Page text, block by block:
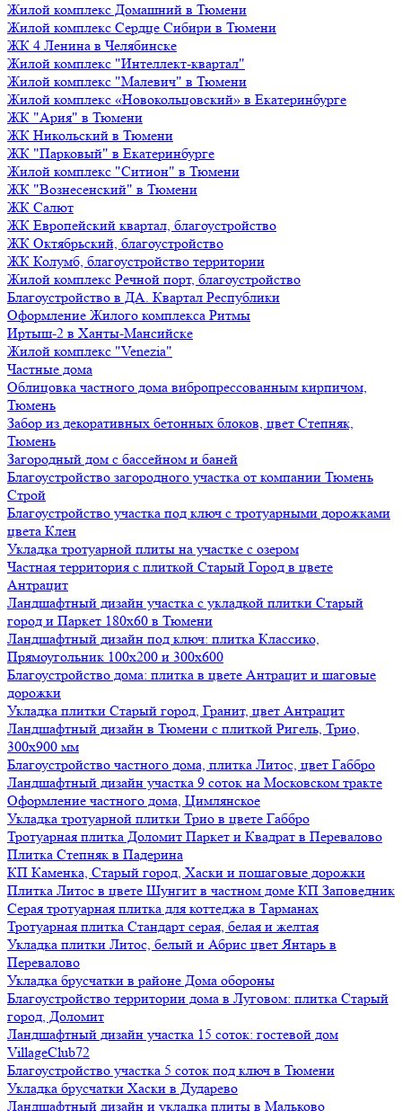
Жилой комплекс Домашний в Тюмени
Жилой комплекс Сердце Сибири в Тюмени
ЖК 4 Ленина в Челябинске
Жилой комплекс "Интеллект-квартал"
Жилой комплекс "Малевич" в Тюмени
Жилой комплекс «Новокольцовский» в Екатеринбурге
ЖК "Ария" в Тюмени
ЖК Никольский в Тюмени
ЖК "Парковый" в Екатеринбурге
Жилой комплекс "Ситион" в Тюмени
ЖК "Вознесенский" в Тюмени
ЖК Салют
ЖК Европейский квартал, благоустройство
ЖК Октябрьский, благоустройство
ЖК Колумб, благоустройство территории
Жилой комплекс Речной порт, благоустройство
Благоустройство в ДА. Квартал Республики
Оформление Жилого комплекса Ритмы
Иртыш-2 в Ханты-Мансийске
Жилой комплекс "Venezia"
Частные дома
Облицовка частного дома вибропрессованным кирпичом,
Тюмень
Забор из декоративных бетонных блоков, цвет Степняк,
Тюмень
Загородный дом с бассейном и баней
Благоустройство загородного участка от компании Тюмень
Строй
Благоустройство участка под ключ с тротуарными дорожками
цвета Клен
Укладка тротуарной плиты на участке с озером
Частная территория с плиткой Старый Город в цвете
Антрацит
Ландшафтный дизайн участка с укладкой плитки Старый
город и Паркет 180х60 в Тюмени
Ландшафтный дизайн под ключ: плитка Классико,
Прямоугольник 100х200 и 300х600
Благоустройство дома: плитка в цвете Антрацит и шаговые
дорожки
Укладка плитки Старый город, Гранит, цвет Антрацит
Ландшафтный дизайн в Тюмени с плиткой Ригель, Трио,
300х900 мм
Благоустройство частного дома, плитка Литос, цвет Габбро
Ландшафтный дизайн участка 9 соток на Московском тракте
Оформление частного дома, Цимлянское
Укладка тротуарной плитки Трио в цвете Габбро
Тротуарная плитка Доломит Паркет и Квадрат в Перевалово
Плитка Степняк в Падерина
КП Каменка, Старый город, Хаски и пошаговые дорожки
Плитка Литос в цвете Шунгит в частном доме КП Заповедник
Серая тротуарная плитка для коттеджа в Тарманах
Тротуарная плитка Стандарт серая, белая и желтая
Укладка плитки Литос, белый и Абрис цвет Янтарь в
Перевалово
Укладка брусчатки в районе Дома обороны
Благоустройство территории дома в Луговом: плитка Старый
город, Доломит
Ландшафтный дизайн участка 15 соток: гостевой дом
VillageClub72
Благоустройство участка 5 соток под ключ в Тюмени
Укладка брусчатки Хаски в Дударево
Ландшафтный дизайн и укладка плиты в Мальково